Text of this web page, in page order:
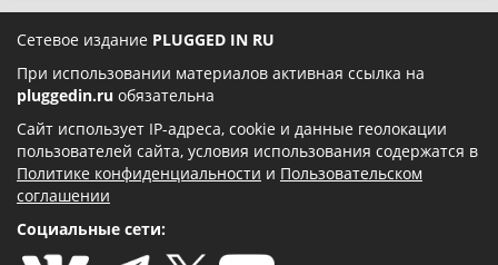
Сетевое издание PLUGGED IN RU
При использовании материалов активная ссылка на
pluggedin.ru обязательна
Сайт использует IP-адреса, cookie и данные геолокации
пользователей сайта, условия использования содержатся в
Политике конфиденциальности и Пользовательском
соглашении
Социальные сети: